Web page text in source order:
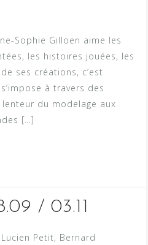
Sophie Gilloen aime les
les histoires jouées, les
ses créations, c’est
à travers des
du modelage aux
[…]
/ 03.11
Petit, Bernard